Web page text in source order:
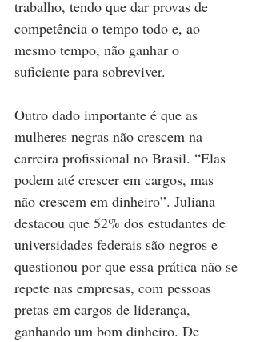
trabalho, tendo que dar provas de
competência o tempo todo e, ao
mesmo tempo, não ganhar o
suficiente para sobreviver.
Outro dado importante é que as
mulheres negras não crescem na
carreira profissional no Brasil. “Elas
podem até crescer em cargos, mas
não crescem em dinheiro”. Juliana
destacou que 52% dos estudantes de
universidades federais são negros e
questionou por que essa prática não se
repete nas empresas, com pessoas
pretas em cargos de liderança,
ganhando um bom dinheiro. De